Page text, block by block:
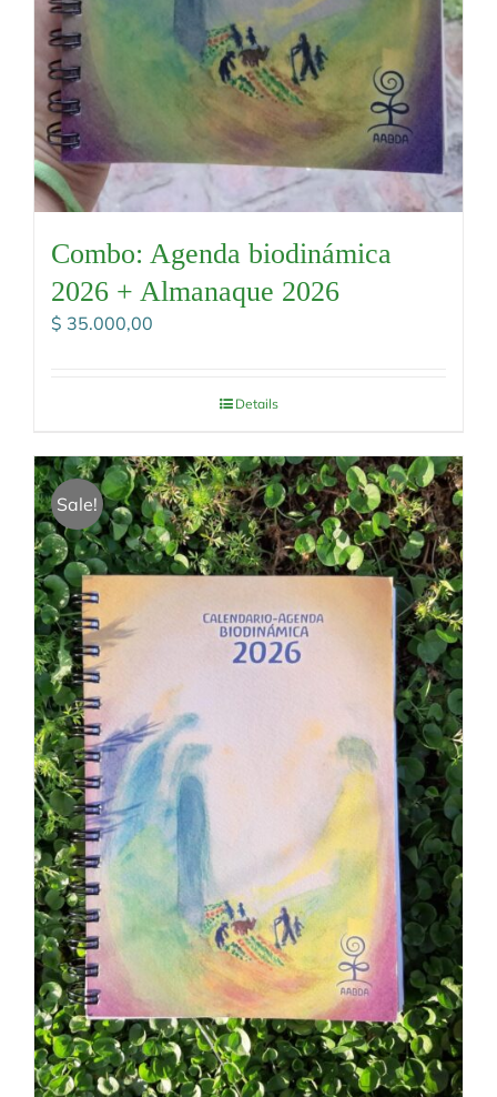
Combo: Agenda biodinámica
2026 + Almanaque 2026
$ 35.000,00
Details
Sale!